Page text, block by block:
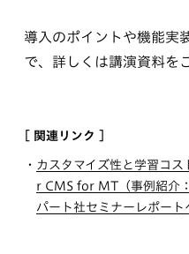
導入のポイントや機能実
で、詳しくは講演資料を
[ 関連リンク ]
カスタマイズ性と学習コ
r CMS for MT（事例紹介
パート社セミナーレポート